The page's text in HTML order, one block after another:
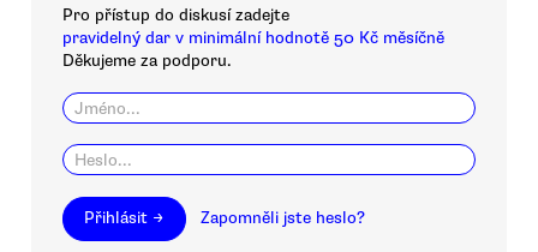
Pro přístup do diskusí zadejte
pravidelný dar v minimální hodnotě 50 Kč měsíčně
Děkujeme za podporu.
Přihlásit → Zapomněli jste heslo?